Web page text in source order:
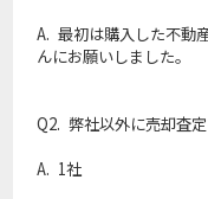
A. 最初は購入した不動
んにお願いしました。
Q2. 弊社以外に売却査
A. 1社